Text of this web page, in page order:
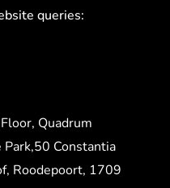
queries:
Quadrum
Constantia
Roodepoort, 1709